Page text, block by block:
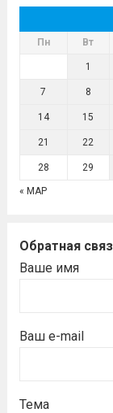
Пн Вт
1
7 8
14 15
21 22
28 29
« МАР
Обратная
Ваше имя
Ваш e-mail
Тема